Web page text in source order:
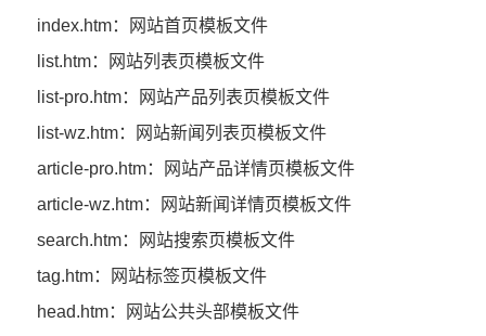
index.htm：网站首页模板文件
list.htm：网站列表页模板文件
list-pro.htm：网站产品列表页模板文件
list-wz.htm：网站新闻列表页模板文件
article-pro.htm：网站产品详情页模板文件
article-wz.htm：网站新闻详情页模板文件
search.htm：网站搜索页模板文件
tag.htm：网站标签页模板文件
head.htm：网站公共头部模板文件